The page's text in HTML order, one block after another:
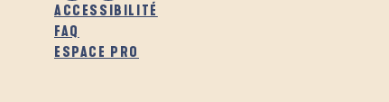
ACCESSIBILITÉ
FAQ
ESPACE PRO